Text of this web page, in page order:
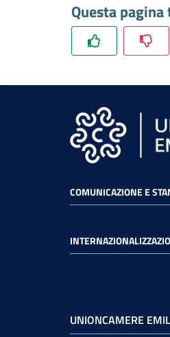
Questa
COMUNICAZIONE E
UNIONCAMERE